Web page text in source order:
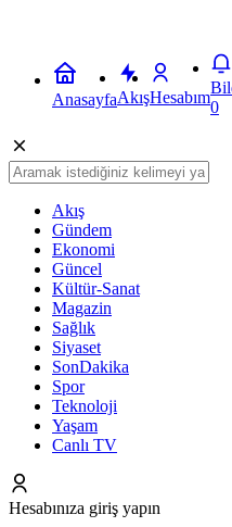
AnasayfaAkışHesabım
0
Akış
Gündem
Ekonomi
Güncel
Kültür-Sanat
Magazin
Sağlık
Siyaset
SonDakika
Spor
Teknoloji
Yaşam
Canlı TV
Hesabınıza giriş yapın